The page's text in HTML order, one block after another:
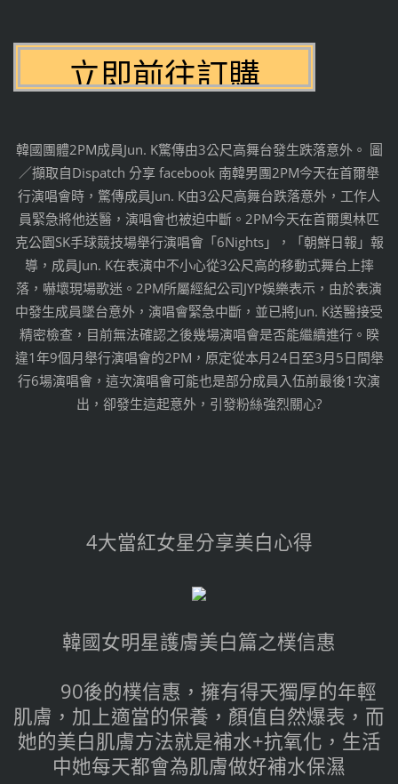
韓國團體2PM成員Jun. K驚傳由3公尺高舞台發生跌落意外。 圖
／擷取自Dispatch 分享 facebook 南韓男團2PM今天在首爾舉
行演唱會時，驚傳成員Jun. K由3公尺高舞台跌落意外，工作人
員緊急將他送醫，演唱會也被迫中斷。2PM今天在首爾奧林匹
克公園SK手球競技場舉行演唱會「6Nights」，「朝鮮日報」報
導，成員Jun. K在表演中不小心從3公尺高的移動式舞台上摔
落，嚇壞現場歌迷。2PM所屬經紀公司JYP娛樂表示，由於表演
中發生成員墜台意外，演唱會緊急中斷，並已將Jun. K送醫接受
精密檢查，目前無法確認之後幾場演唱會是否能繼續進行。睽
違1年9個月舉行演唱會的2PM，原定從本月24日至3月5日間舉
行6場演唱會，這次演唱會可能也是部分成員入伍前最後1次演
出，卻發生這起意外，引發粉絲強烈關心?
4大當紅女星分享美白心得
韓國女明星護膚美白篇之樸信惠
90後的樸信惠，擁有得天獨厚的年輕
肌膚，加上適當的保養，顏值自然爆表，而
她的美白肌膚方法就是補水+抗氧化，生活
中她每天都會為肌膚做好補水保濕